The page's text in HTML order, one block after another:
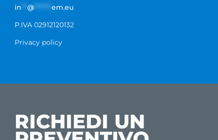
in
@ ****** em.eu
P.IVA 02912120132
Privacy policy
RICHIEDI UN